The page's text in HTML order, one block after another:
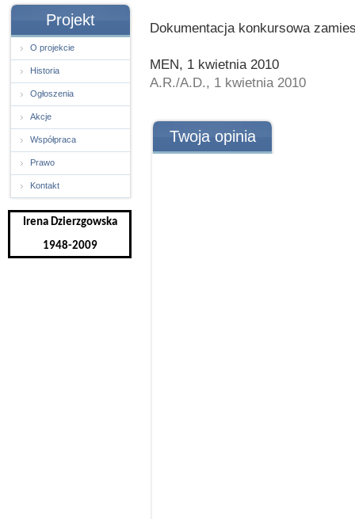
Projekt
O projekcie
Historia
Ogłoszenia
Akcje
Współpraca
Prawo
Kontakt
Irena Dzierzgowska
1948-2009
Dokumentacja konkursowa
MEN, 1 kwietnia 2010
A.R./A.D., 1 kwietnia 2010
Twoja opinia